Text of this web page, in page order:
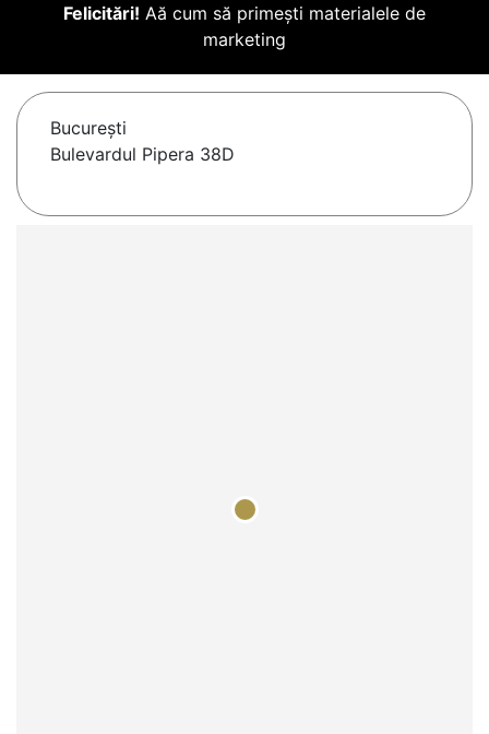
Felicitări! Aă cum să primești materialele de
marketing
Bucureşti
Bulevardul Pipera 38D